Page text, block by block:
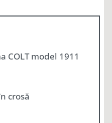
COLT model 1911
crosă